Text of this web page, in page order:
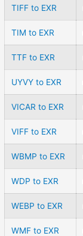
TIFF to EXR
TIM to EXR
TTF to EXR
UYVY to EXR
VICAR to EXR
VIFF to EXR
WBMP to EXR
WDP to EXR
WEBP to EXR
WMF to EXR